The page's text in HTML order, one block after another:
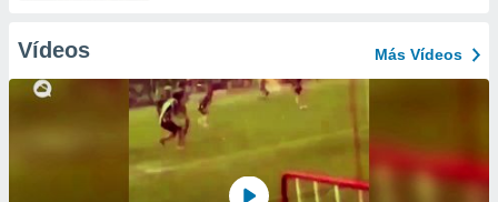
Vídeos Más Vídeos